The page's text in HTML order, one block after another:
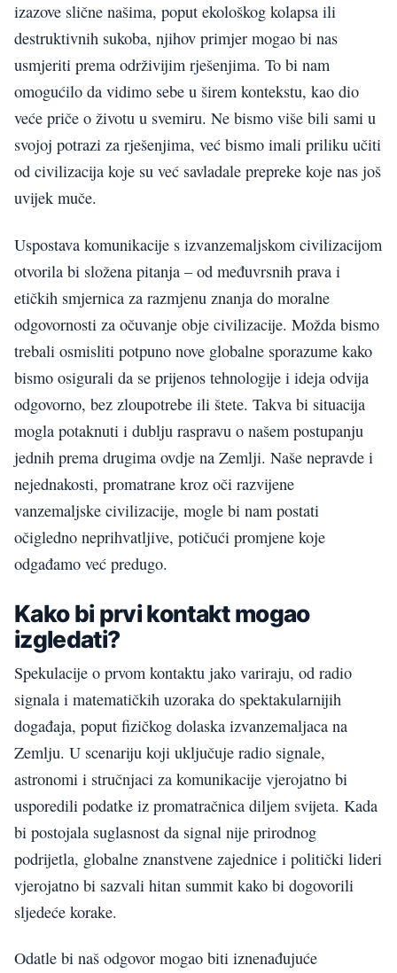
izazove slične našima, poput ekološkog kolapsa ili
destruktivnih sukoba, njihov primjer mogao bi nas
usmjeriti prema održivijim rješenjima. To bi nam
omogućilo da vidimo sebe u širem kontekstu, kao dio
veće priče o životu u svemiru. Ne bismo više bili sami u
svojoj potrazi za rješenjima, već bismo imali priliku učiti
od civilizacija koje su već savladale prepreke koje nas još
uvijek muče.
Uspostava komunikacije s izvanzemaljskom civilizacijom
otvorila bi složena pitanja – od međuvrsnih prava i
etičkih smjernica za razmjenu znanja do moralne
odgovornosti za očuvanje obje civilizacije. Možda bismo
trebali osmisliti potpuno nove globalne sporazume kako
bismo osigurali da se prijenos tehnologije i ideja odvija
odgovorno, bez zloupotrebe ili štete. Takva bi situacija
mogla potaknuti i dublju raspravu o našem postupanju
jednih prema drugima ovdje na Zemlji. Naše nepravde i
nejednakosti, promatrane kroz oči razvijene
vanzemaljske civilizacije, mogle bi nam postati
očigledno neprihvatljive, potičući promjene koje
odgađamo već predugo.
Kako bi prvi kontakt mogao
izgledati?
Spekulacije o prvom kontaktu jako variraju, od radio
signala i matematičkih uzoraka do spektakularnijih
događaja, poput fizičkog dolaska izvanzemaljaca na
Zemlju. U scenariju koji uključuje radio signale,
astronomi i stručnjaci za komunikacije vjerojatno bi
usporedili podatke iz promatračnica diljem svijeta. Kada
bi postojala suglasnost da signal nije prirodnog
podrijetla, globalne znanstvene zajednice i politički lideri
vjerojatno bi sazvali hitan summit kako bi dogovorili
sljedeće korake.
Odatle bi naš odgovor mogao biti iznenađujuće